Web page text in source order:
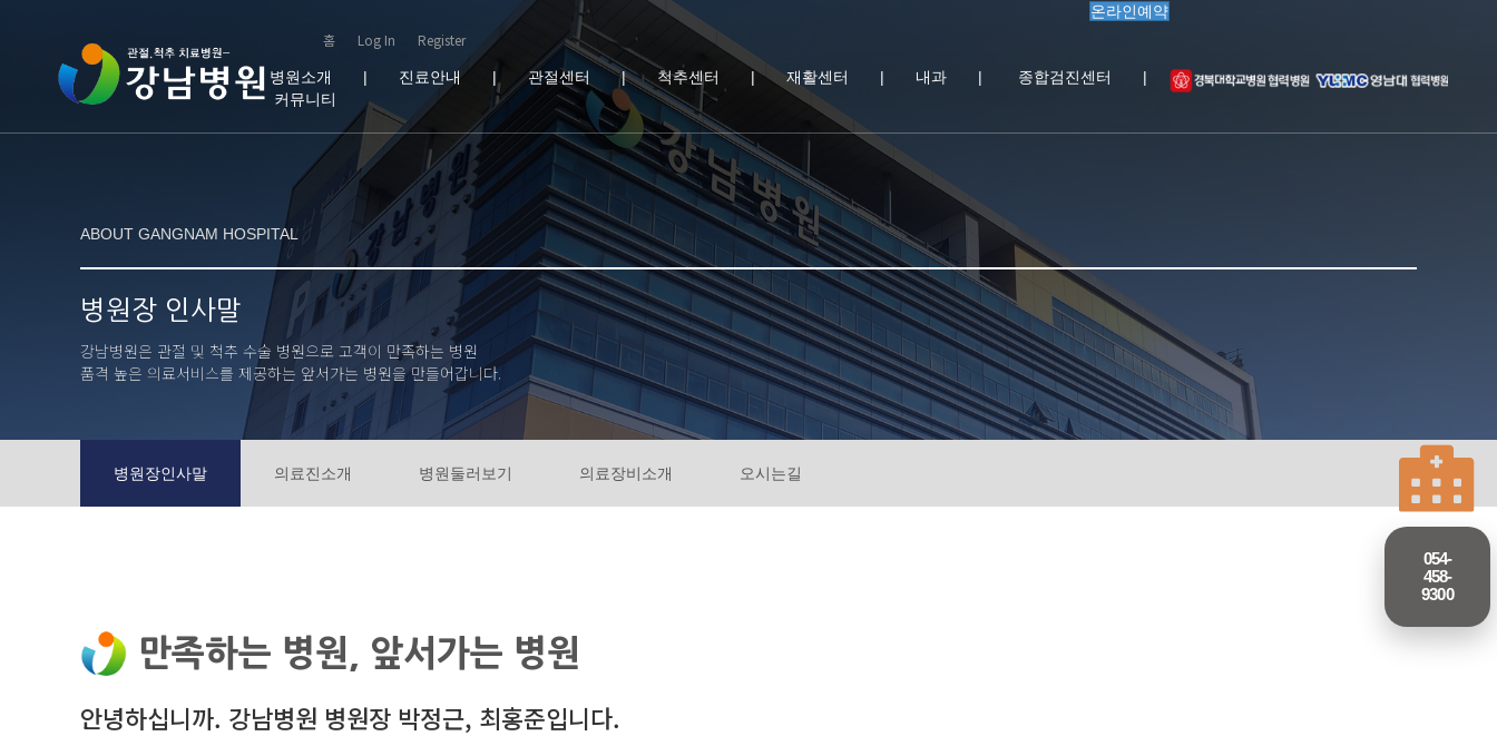
홈 Log In Register
온라인예약
병원소개 | 진료안내 |관절센터| 척추센터 |재활센터 | 내과 | 종합검진센터
|
커뮤니티
ABOUT GANGNAM HOSPITAL
병원장 인사말
강남병원은 관절 및 척추 수술 병원으로 고객이 만족하는 병원
품격 높은 의료서비스를 제공하는 앞서가는 병원을 만들어갑니다.
병원장인사말 의료진소개 병원둘러보기 의료장비소개 오시는길
만족하는 병원, 앞서가는 병원
안녕하십니까. 강남병원 병원장 박정근, 최홍준입니다.
054-
458-
9300